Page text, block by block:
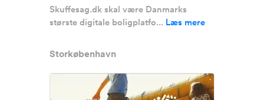
Skuffesag.dk skal være Danmarks
største digitale boligplatfo... Læs mere
Storkøbenhavn